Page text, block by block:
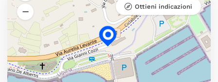
Ottieni indicazioni